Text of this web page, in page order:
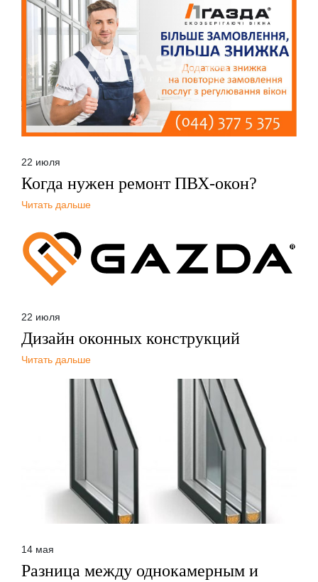
22 июля
Когда нужен ремонт ПВХ-окон?
Читать дальше
22 июля
Дизайн оконных конструкций
Читать дальше
14 мая
Разница между однокамерным и